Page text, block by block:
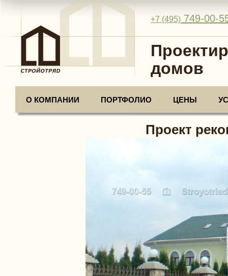
домов
+7 (495) 749-00-
О КОМПАНИИ ПОРТФОЛИО ЦЕНЫ
Проект